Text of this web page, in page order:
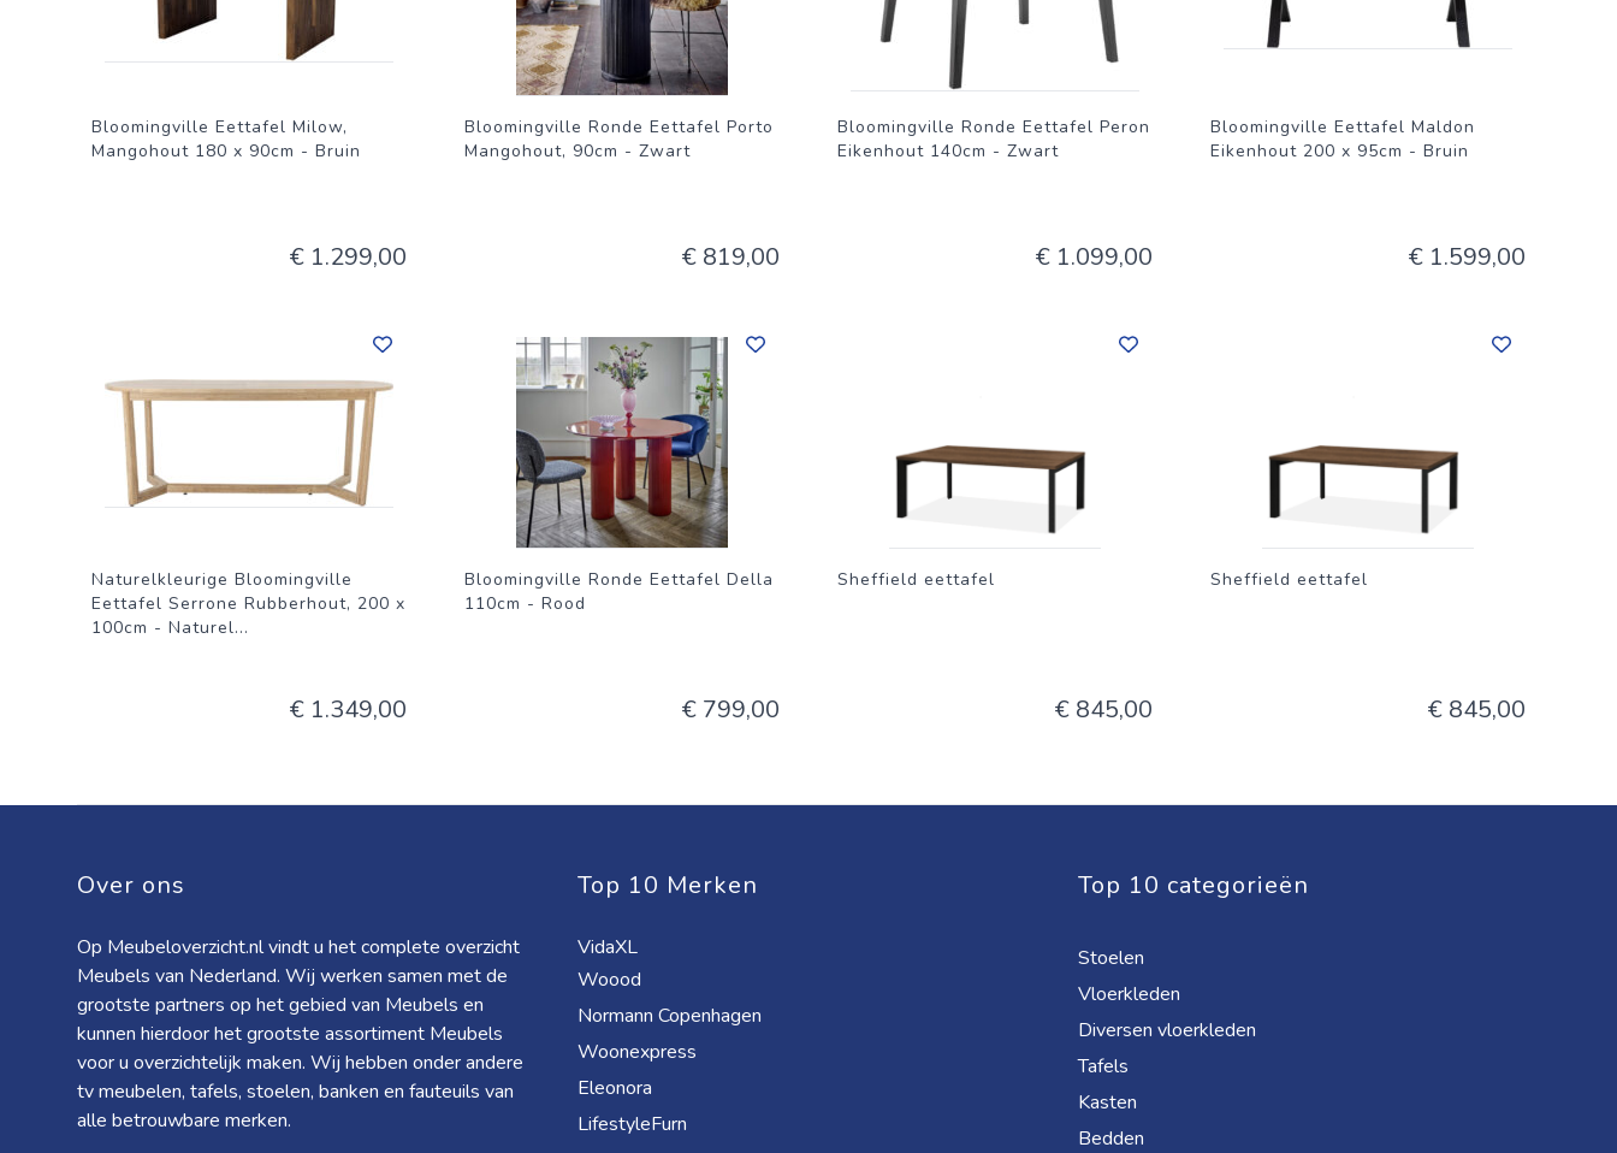
Bloomingville Eettafel Milow,
Mangohout 180 x 90cm - Bruin
€ 1.299,00
Bloomingville Ronde Eettafel Porto
Mangohout, 90cm - Zwart
€ 819,00
Bloomingville Ronde Eettafel Peron
Eikenhout 140cm - Zwart
€ 1.099,00
Bloomingville Eettafel Maldon
Eikenhout 200 x 95cm - Bruin
€ 1.599,00
Naturelkleurige Bloomingville
Eettafel Serrone Rubberhout, 200 x
100cm - Naturel...
€ 1.349,00
Bloomingville Ronde Eettafel Della
110cm - Rood
€ 799,00
Sheffield eettafel
€ 845,00
Sheffield eettafel
€ 845,00
Over ons
Op Meubeloverzicht.nl vindt u het complete overzicht
Meubels van Nederland. Wij werken samen met de
grootste partners op het gebied van Meubels en
kunnen hierdoor het grootste assortiment Meubels
voor u overzichtelijk maken. Wij hebben onder andere
tv meubelen, tafels, stoelen, banken en fauteuils van
alle betrouwbare merken.
Top 10 Merken
VidaXL
Woood
Normann Copenhagen
Woonexpress
Eleonora
LifestyleFurn
Top 10 categorieën
Stoelen
Vloerkleden
Diversen vloerkleden
Tafels
Kasten
Bedden